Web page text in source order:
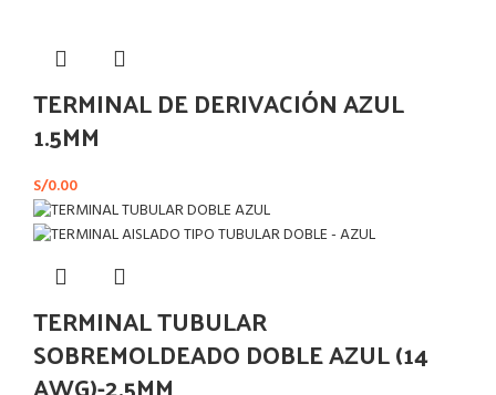
TERMINAL DE DERIVACIÓN AZUL
1.5MM
S/0.00
TERMINAL TUBULAR
SOBREMOLDEADO DOBLE AZUL (14